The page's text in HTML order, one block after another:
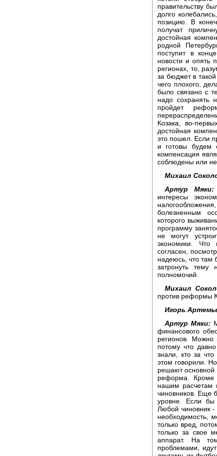
правительству
долго
позицию. В
получат
достойная
родной
поступит в
новости и опять
регионах, то,
за бюджет в
чего плохого,
было связано с
надо сохранять
пройдет
Козака, во-
достойная
это пошел. Если
и готовы будем
компенсация
соблюдены или
Михаил
Артур Мяки:
интересы
болезненным
которого
программу
не могут
экономики. Что
согласен,
надеюсь, что там
затронуть тему
полномочий.
Михаил
против реформы
Игорь
Артур Мяки:
финансового
регионов. Можно
потому что
знали, кто за
этом говорили.
решают основной
реформа. Кроме
нашим расчетам
чиновников. Еще
уровне. Если
Любой чиновник -
необходимость,
только вред,
только за свое
аппарат. На
проблемами,